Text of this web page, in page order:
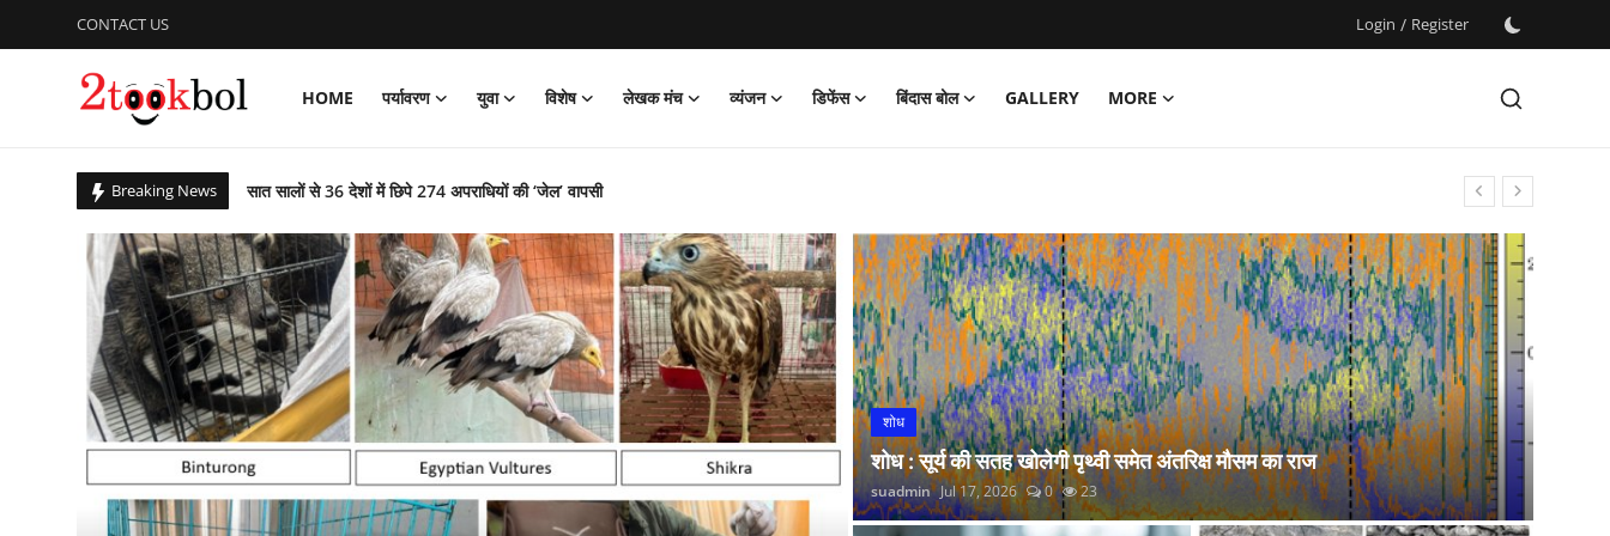
CONTACT US Login / Register
HOME पर्यावरण युवा विशेष लेखक मंच व्यंजन डिफेंस बिंदास बोल GALLERY
MORE
Breaking News
सात सालों से 36 देशों में छिपे 274 अपराधियों की ‘जेल’ वापसी
बिहार उपचुनाव : पीके जीते, भाजपा, लालू यादव और नितीश कुमार हारे!
आजादी के 79 वर्ष के उपलक्ष्य में एनसीसी ने किया साइक्लोथॉन 2026 का आयोजन
पीएम ने ‘नशा मुक्त युवा फॉर विकसित भारत संकल्प अभियान’ की शुरुआत की
ग्लासगो कॉमनवेल्थ खेलों में भारत मुक्केबाजों ने लगाई सोने की झड़ी
संस्कार भारती, साहित्य विभाग की अवध प्रांत की प्रांतीय बैठक
गुरु पूर्णिमा : शिष्यों ने किया डॉ अजय का गुरुपूजन, रंगारंग समारोह
राष्ट्रीय शूटिंग में भास्कर नाथ पांडेय का शानदार प्रदर्शन
पाकिस्तान में छह वर्षों तक विपरीत परिस्थितियों रहकर डोभाल ने की राष्ट्र सेवा
शोध
शोध : सूर्य की सतह खोलेगी पृथ्वी समेत अंतरिक्ष मौसम का राज
suadmin Jul 17, 2026 0 23